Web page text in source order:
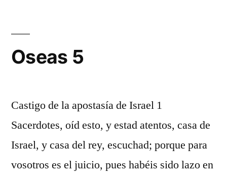
Oseas 5
Castigo de la apostasía de Israel 1
Sacerdotes, oíd esto, y estad atentos, casa de
Israel, y casa del rey, escuchad; porque para
vosotros es el juicio, pues habéis sido lazo en